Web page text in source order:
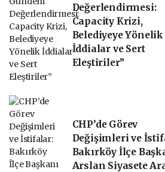
Değerlendirmesi:
Capacity Krizi,
Belediyeye Yönelik
İddialar ve Sert
Eleştiriler”
CHP’de Görev
Değişimleri ve
Bakırköy İlçe
Arslan Siyasete